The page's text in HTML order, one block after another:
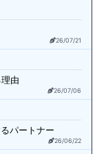
26/07/21
由
26/07/06
パートナー
26/06/22